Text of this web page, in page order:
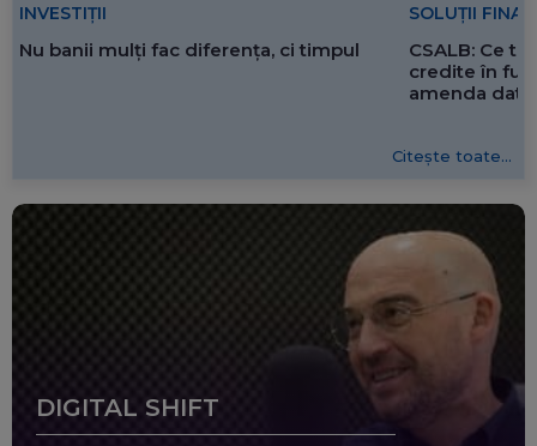
INVESTIȚII
Nu banii mulți fac diferența, ci timpul
SOLUȚII
CSALB: Ce
credite în
amenda
Citește toate...
DIGITAL SHIFT